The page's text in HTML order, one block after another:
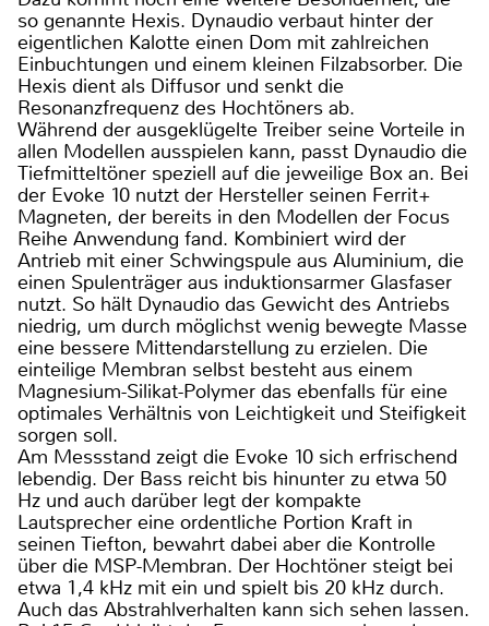
so genannte Hexis. Dynaudio verbaut hinter der
eigentlichen Kalotte einen Dom mit zahlreichen
Einbuchtungen und einem kleinen Filzabsorber. Die
Hexis dient als Diffusor und senkt die
Resonanzfrequenz des Hochtöners ab.
Während der ausgeklügelte Treiber seine Vorteile in
allen Modellen ausspielen kann, passt Dynaudio die
Tiefmitteltöner speziell auf die jeweilige Box an. Bei
der Evoke 10 nutzt der Hersteller seinen Ferrit+
Magneten, der bereits in den Modellen der Focus
Reihe Anwendung fand. Kombiniert wird der
Antrieb mit einer Schwingspule aus Aluminium, die
einen Spulenträger aus induktionsarmer Glasfaser
nutzt. So hält Dynaudio das Gewicht des Antriebs
niedrig, um durch möglichst wenig bewegte Masse
eine bessere Mittendarstellung zu erzielen. Die
einteilige Membran selbst besteht aus einem
Magnesium-Silikat-Polymer das ebenfalls für eine
optimales Verhältnis von Leichtigkeit und Steifigkeit
sorgen soll.
Am Messstand zeigt die Evoke 10 sich erfrischend
lebendig. Der Bass reicht bis hinunter zu etwa 50
Hz und auch darüber legt der kompakte
Lautsprecher eine ordentliche Portion Kraft in
seinen Tiefton, bewahrt dabei aber die Kontrolle
über die MSP-Membran. Der Hochtöner steigt bei
etwa 1,4 kHz mit ein und spielt bis 20 kHz durch.
Auch das Abstrahlverhalten kann sich sehen lassen.